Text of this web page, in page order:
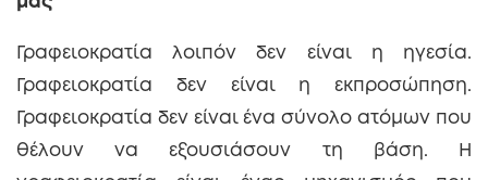
Γραφειοκρατία λοιπόν δεν είναι η ηγεσία.
Γραφειοκρατία δεν είναι η εκπροσώπηση.
Γραφειοκρατία δεν είναι ένα σύνολο ατόμων που
θέλουν να εξουσιάσουν τη βάση. Η